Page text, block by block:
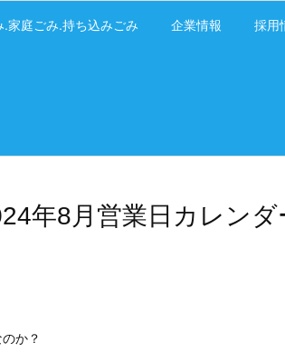
家庭ごみ.持ち込みごみ 企業情報 採用
年8月営業日カレンダ
か？